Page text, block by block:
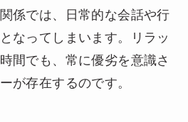
係では、日常的な会話や行
なってしまいます。リラッ
間でも、常に優劣を意識さ
が存在するのです。